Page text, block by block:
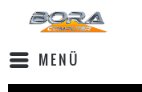
MENÜ